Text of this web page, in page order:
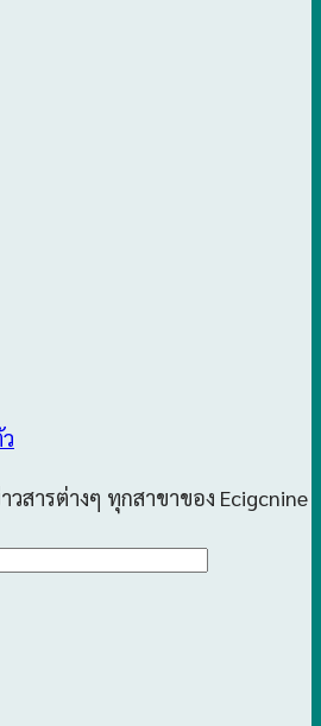
สารต่างๆ ทุกสาขาของ Ecigcnine